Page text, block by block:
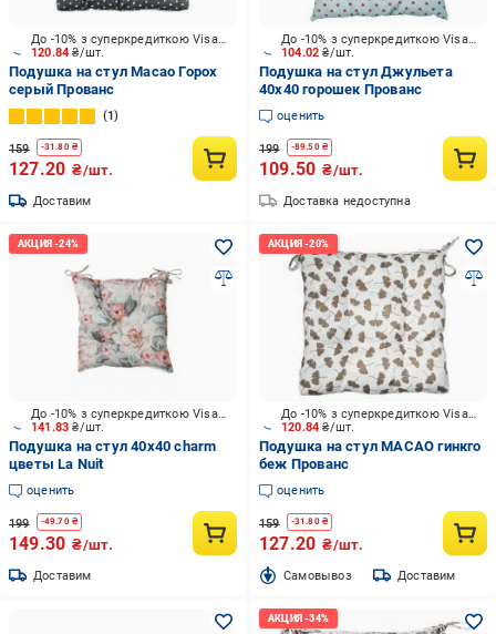
120.84₴/шт.
До -10% з суперкредиткою Visa Вигода
Подушка на стул Macao Горох
серый Прованс
1
159 -31.80₴
127.20 ₴/шт.
Доставим
104.02₴/шт.
До -10% з суперкредиткою Visa Вигода
Подушка на стул Джульета
40х40 горошек Прованс
оценить
199 -89.50₴
109.50 ₴/шт.
Доставка недоступна
141.83₴/шт.
До -10% з суперкредиткою Visa Вигода
Подушка на стул 40х40 charm
цветы La Nuit
оценить
199 -49.70₴
149.30 ₴/шт.
Доставим
120.84₴/шт.
До -10% з суперкредиткою Visa Вигода
Подушка на стул МАСАО гинкго
беж Прованс
оценить
159 -31.80₴
127.20 ₴/шт.
Cамовывоз Доставим